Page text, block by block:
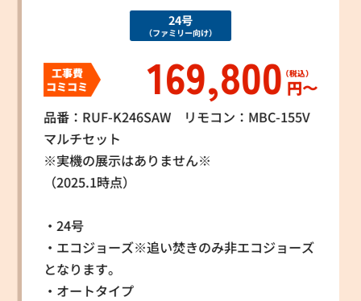
24号
（ファミリー向け）
工事費
コミコミ
169,800 円〜
品番：RUF-K246SAW リモコン：MBC-155V
マルチセット
※実機の展示はありません※
（2025.1時点）
・24号
・エコジョーズ※追い焚きのみ非エコジョーズ
となります。
・オートタイプ